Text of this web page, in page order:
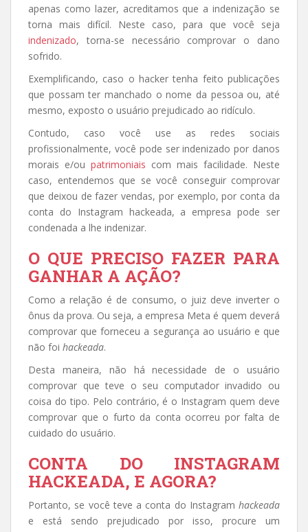
apenas como lazer, acreditamos que a indenização se
torna mais difícil. Neste caso, para que você seja
indenizado, torna-se necessário comprovar o dano
sofrido.
Exemplificando, caso o hacker tenha feito publicações
que possam ter manchado o nome da pessoa ou, até
mesmo, exposto o usuário prejudicado ao ridículo.
Contudo, caso você use as redes sociais
profissionalmente, você pode ser indenizado por danos
morais e/ou patrimoniais com mais facilidade. Neste
caso, entendemos que se você conseguir comprovar
que deixou de fazer vendas, por exemplo, por conta da
conta do Instagram hackeada, a empresa pode ser
condenada a lhe indenizar.
O QUE PRECISO FAZER PARA
GANHAR A AÇÃO?
Como a relação é de consumo, o juiz deve inverter o
ônus da prova. Ou seja, a empresa Meta é quem deverá
comprovar que forneceu a segurança ao usuário e que
não foi hackeada.
Desta maneira, não há necessidade de o usuário
comprovar que teve o seu computador invadido ou
coisa do tipo. Pelo contrário, é o Instagram quem deve
comprovar que o furto da conta ocorreu por falta de
cuidado do usuário.
CONTA DO INSTAGRAM
HACKEADA, E AGORA?
Portanto, se você teve a conta do Instagram hackeada
e está sendo prejudicado por isso, procure um